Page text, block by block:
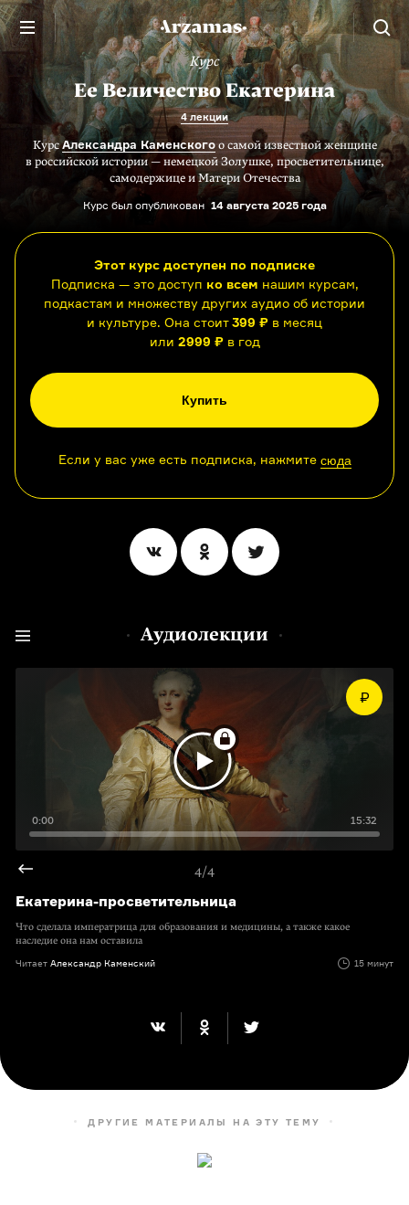
Курс
Ее Величество Екатерина
4 лекции
КурсАлександра Каменскогоо самой известной женщине
в российской истории — немецкой Золушке, просветительнице,
самодержице и Матери Отечества
Курс был опубликован 14 августа 2025 года
Этот курс доступен по подписке
Подписка — это доступ ко всем нашим курсам,
подкастам и множеству других аудио об истории
и культуре. Она стоит399 ₽ в месяц
или 2999 ₽в год
Купить
Если у вас уже есть подписка, нажмите сюда
Аудиолекции
0:00 15:32
4/4
Екатерина-просветительница
Что сделала императрица для образования и медицины, а также какое
наследие она нам оставила
Читает Александр Каменский 15 минут
ДРУГИЕ МАТЕРИАЛЫ НА ЭТУ ТЕМУ